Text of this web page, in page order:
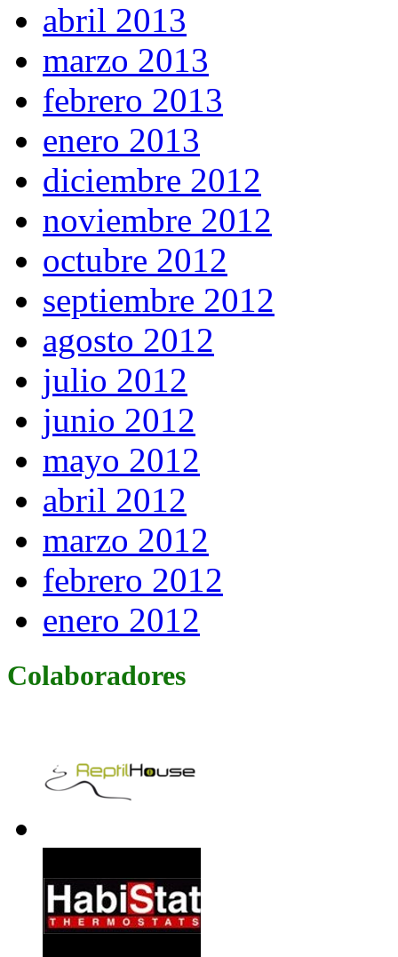
abril 2013
marzo 2013
febrero 2013
enero 2013
diciembre 2012
noviembre 2012
octubre 2012
septiembre 2012
agosto 2012
julio 2012
junio 2012
mayo 2012
abril 2012
marzo 2012
febrero 2012
enero 2012
Colaboradores